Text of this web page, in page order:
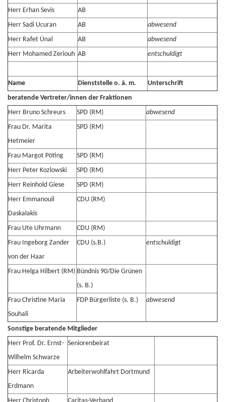
Herr Erhan Sevis
AB
Herr Sadi Ucuran
AB
abwesend
Herr Rafet Ünal
AB
abwesend
Herr Mohamed Zeriouh AB entschuldigt
Name Dienststelle o. ä. m.
Unterschrift
beratende Vertreter/innen der Fraktionen
Herr Bruno Schreurs
SPD (RM)
abwesend
Frau Dr. Marita
Hetmeier
SPD (RM)
Frau Margot Pöting
SPD (RM)
Herr Peter Kozlowski
SPD (RM)
Herr Reinhold Giese
SPD (RM)
Herr Emmanouil
Daskalakis
CDU (RM)
Frau Ute Uhrmann
CDU (RM)
Frau Ingeborg Zander
von der Haar
CDU (s.B.) entschuldigt
Frau Helga Hilbert (RM) Bündnis 90/Die Grünen
(s. B.)
Frau Christine Maria
Souhali
FDP Bürgerliste (s. B.) abwesend
Sonstige beratende Mitglieder
Herr Prof. Dr. Ernst-
Wilhelm Schwarze
Seniorenbeirat
Herr Ricarda
Erdmann
Arbeiterwohlfahrt Dortmund